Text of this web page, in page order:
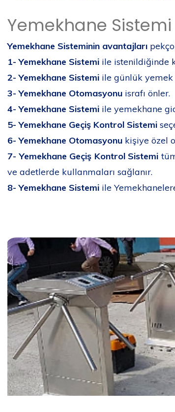
Yemekhane
Yemekhane Sisteminin avantajları
1- Yemekhane Sistemi ile istenildiğinde
2- Yemekhane Sistemi ile günlük
3- Yemekhane Otomasyonu israfı önler.
4- Yemekhane Sistemi ile yemekhane
5- Yemekhane Geçiş Kontrol Sistemi
6- Yemekhane Otomasyonu kişiye özel
7- Yemekhane Geçiş Kontrol Sistemi
ve adetlerde kullanmaları sağlanır.
8- Yemekhane Sistemi ile